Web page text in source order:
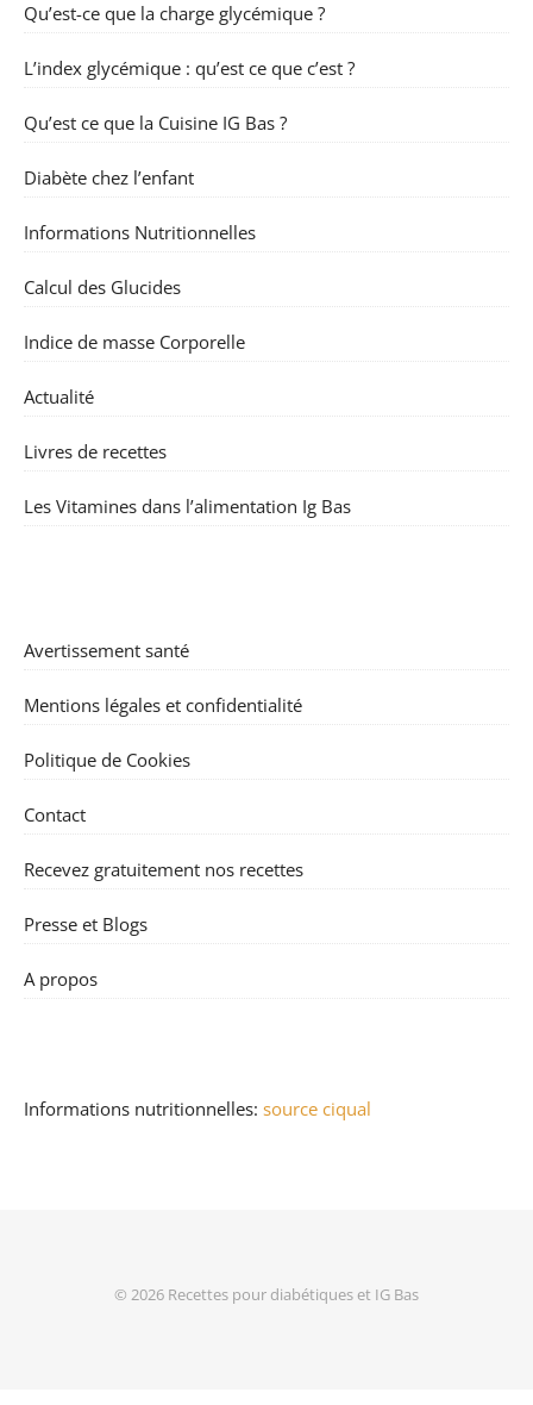
Qu’est-ce que la charge glycémique ?
L’index glycémique : qu’est ce que c’est ?
Qu’est ce que la Cuisine IG Bas ?
Diabète chez l’enfant
Informations Nutritionnelles
Calcul des Glucides
Indice de masse Corporelle
Actualité
Livres de recettes
Les Vitamines dans l’alimentation Ig Bas
Avertissement santé
Mentions légales et confidentialité
Politique de Cookies
Contact
Recevez gratuitement nos recettes
Presse et Blogs
A propos
Informations nutritionnelles: source ciqual
© 2026 Recettes pour diabétiques et IG Bas